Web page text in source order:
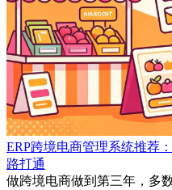
ERP跨境电商管理系统推荐
路打通
做跨境电商做到第三年，多